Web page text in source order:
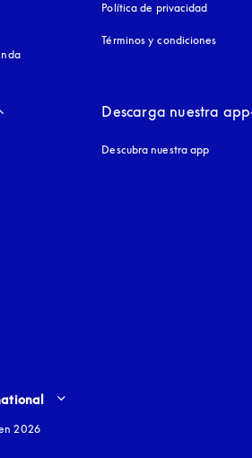
Política de privacidad
Términos y condiciones
Descarga nuestra app
Descubra nuestra app
and language
2026